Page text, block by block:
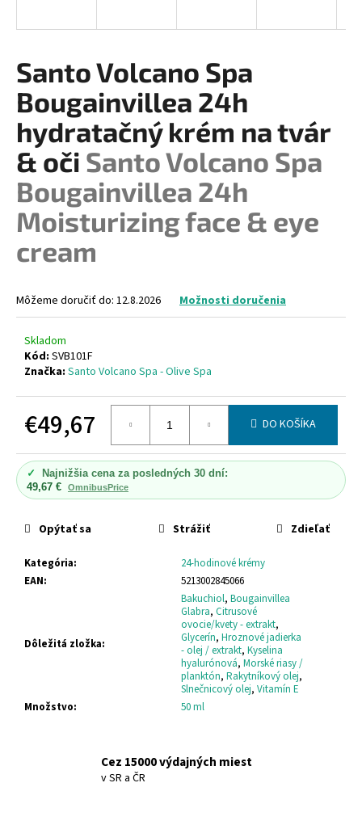
Santo Volcano Spa
Bougainvillea 24h
hydratačný krém na tvár
& oči Santo Volcano Spa
Bougainvillea 24h
Moisturizing face & eye
cream
Môžeme doručiť do: 12.8.2026 Možnosti doručenia
Skladom
Kód: SVB101F
Značka: Santo Volcano Spa - Olive Spa
€49,67
cena:
DO KOŠÍKA
✓
Najnižšia cena za posledných 30 dní:
49,67 €
OmnibusPrice
Kategória:
24-hodinové krémy
EAN: 5213002845066
Dôležitá zložka:
Bakuchiol, Bougainvillea
Glabra, Citrusové
ovocie/kvety - extrakt,
Glycerín, Hroznové jadierka
- olej / extrakt, Kyselina
hyalurónová, Morské riasy /
planktón, Rakytníkový olej,
Slnečnicový olej, Vitamín E
Množstvo: 50 ml
Opýtať sa Strážiť Zdieľať
Cez 15000 výdajných miest
v SR a ČR
s
ť
?
HĽADAŤ
O
p
ú
m
OLIVE-
ELIA
PRÍRODNÝ
DEZODORANT
SO
ČAJOM
OLIVE-
ELIA
ROLL-
€12,91